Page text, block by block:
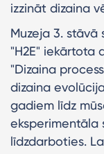
izzināt dizaina
Muzeja 3.
"H2E" iekārtota
"Dizaina
dizaina
gadiem līdz
eksperimentāla
līdzdarboties.